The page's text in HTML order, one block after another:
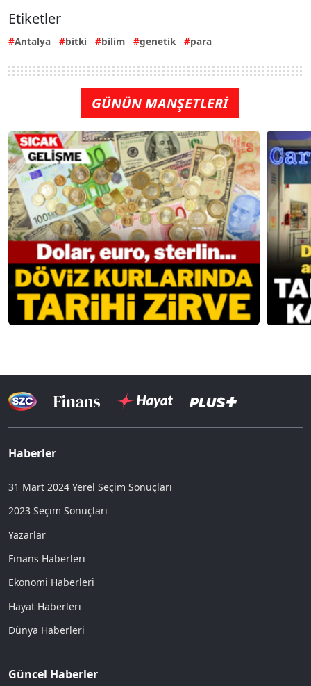
Etiketler
Antalya bitki bilim genetik para
GÜNÜN MANŞETLERİ
Haberler
31 Mart 2024 Yerel Seçim Sonuçları
2023 Seçim Sonuçları
Yazarlar
Finans Haberleri
Ekonomi Haberleri
Hayat Haberleri
Dünya Haberleri
Güncel Haberler